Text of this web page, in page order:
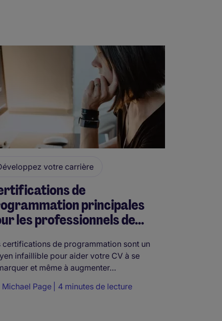
votre carrière
de
principales
les professionnels de…
certifications de programmation sont un
infaillible pour aider votre CV à se
et même à augmenter…
Michael Page 4 minutes de lecture